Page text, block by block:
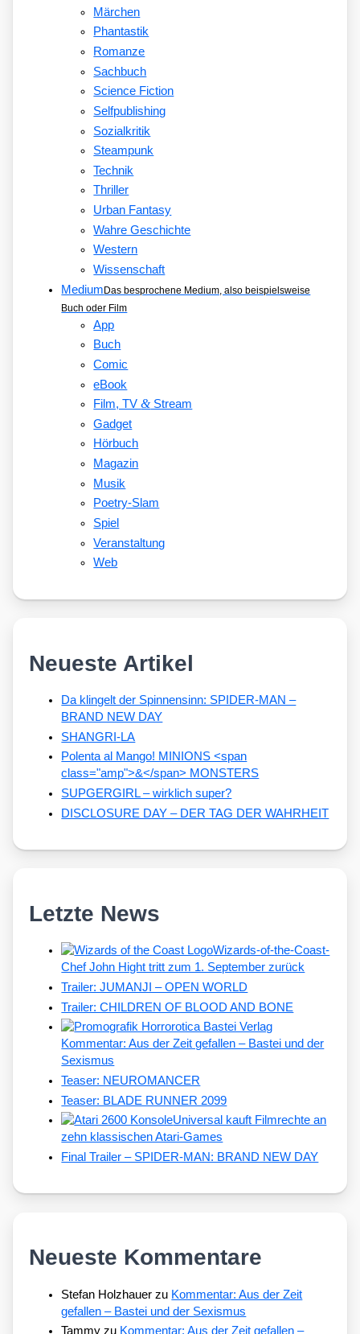
Märchen
Phantastik
Romanze
Sachbuch
Science Fiction
Selfpublishing
Sozialkritik
Steampunk
Technik
Thriller
Urban Fantasy
Wahre Geschichte
Western
Wissenschaft
MediumDas besprochene Medium, also beispielsweise
Buch oder Film
App
Buch
Comic
eBook
Film, TV&Stream
Gadget
Hörbuch
Magazin
Musik
Poetry-Slam
Spiel
Veranstaltung
Web
Neueste Artikel
Da klingelt der Spinnensinn: SPIDER-MAN –
BRAND NEW DAY
SHANGRI-LA
Polenta al Mango! MINIONS <span
class="amp">&</span> MONSTERS
SUPGERGIRL – wirklich super?
DISCLOSURE DAY – DER TAG DER WAHRHEIT
Letzte News
Wizards-of-the-Coast-
Chef John Hight tritt zum 1. September zurück
Trailer: JUMANJI – OPEN WORLD
Trailer: CHILDREN OF BLOOD AND BONE
Kommentar: Aus der Zeit gefallen – Bastei und der
Sexismus
Teaser: NEUROMANCER
Teaser: BLADE RUNNER 2099
Universal kauft Filmrechte an
zehn klassischen Atari-Games
Final Trailer – SPIDER-MAN: BRAND NEW DAY
Neueste Kommentare
Stefan Holzhauer zu Kommentar: Aus der Zeit
gefallen – Bastei und der Sexismus
Tammy zu Kommentar: Aus der Zeit gefallen –